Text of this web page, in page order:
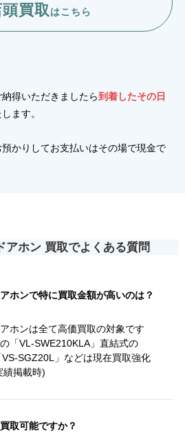
頭買取 はこちら
得いただきましたら到着したその日
ます。
かりしてお支払いはその場で現金で
アホン 買取でよくある質問
ホンで特に買取金額が高いのは？
ホンは全て高価買取の対象です
「VL-SWE210KLA」直結式の
VS-SGZ20L」などは現在買取強化
掲載時)
取可能ですか？